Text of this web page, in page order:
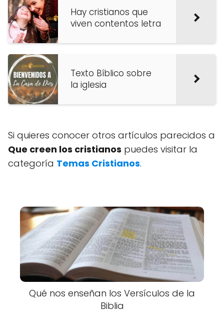
Hay cristianos que
viven contentos letra
Texto Bíblico sobre
la iglesia
Si quieres conocer otros artículos parecidos a
Que creen los cristianos puedes visitar la
categoría Temas Cristianos.
Qué nos enseñan los Versículos de la
Biblia